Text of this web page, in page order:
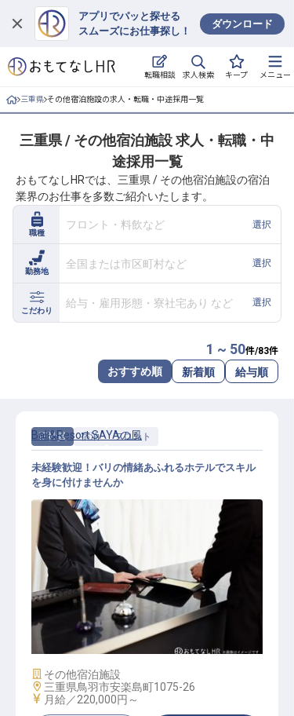
アプリでパッと探せる
スムーズにお仕事探し！
ダウンロード
転職相談 求人検索 キープ メニュー
ログイン
求人・施設を探す
就職・転職 合同説明会
おもてなしHRについて
ご利用の流れ
よくある質問
ホテル・宿泊業界情報コラム
転職サポートに申し込む
三重県 その他宿泊施設の求人・転職・中途採用一覧
三重県 / その他宿泊施設 求人・転職・中
途採用一覧
おもてなしHRでは、三重県 / その他宿泊施設の宿泊
業界のお仕事を多数ご紹介いたします。
職種
フロント・料飲など 選択
勤務地
全国または市区町村など 選択
こだわり
給与・雇用形態・寮社宅あり など 選択
1 ~ 50件/83件
おすすめ順 新着順 給与順
正社員 宿泊 フロント
フロント
Bali&Resort SAYAの風
未経験歓迎！バリの情緒あふれるホテルでスキル
を身に付けませんか
施設業態
その他宿泊施設
勤務地
三重県鳥羽市安楽島町1075-26
給与
月給／220,000円～